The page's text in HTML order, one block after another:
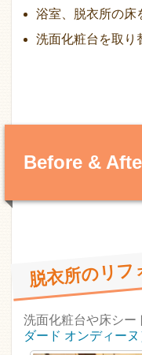
浴室、脱衣所の床
洗面化粧台を取り
Before &
脱衣所のリ
洗面化粧台や床シー
ダード オンディーヌ